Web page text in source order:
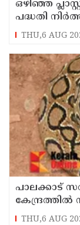
ഒഴിഞ്ഞ
പദ്ധതി
THU,6 AUG
പാലക്കാട്‌
THU,6 AUG